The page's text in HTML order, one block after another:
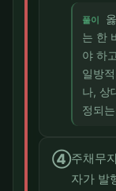
풀이
는 한
야 하
일방
나, 상
정되
④주채무
자가 발